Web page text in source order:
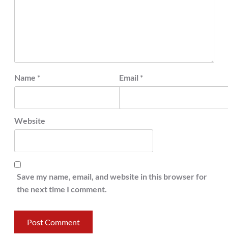
Name * Email *
Website
Save my name, email, and website in this browser for
the next time I comment.